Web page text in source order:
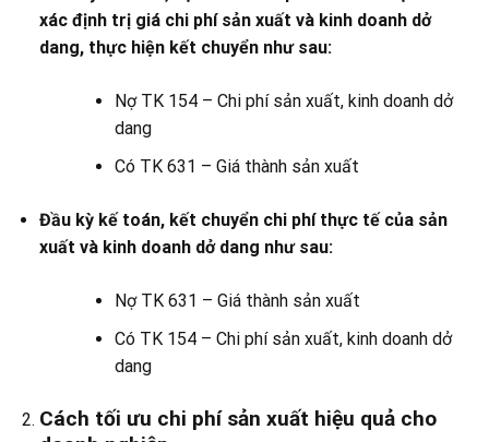
xác định trị giá chi phí sản xuất và kinh doanh dở
dang, thực hiện kết chuyển như sau:
Nợ TK 154 – Chi phí sản xuất, kinh doanh dở
dang
Có TK 631 – Giá thành sản xuất
Đầu kỳ kế toán, kết chuyển chi phí thực tế của sản
xuất và kinh doanh dở dang như sau:
Nợ TK 631 – Giá thành sản xuất
Có TK 154 – Chi phí sản xuất, kinh doanh dở
dang
Cách tối ưu chi phí sản xuất hiệu quả cho